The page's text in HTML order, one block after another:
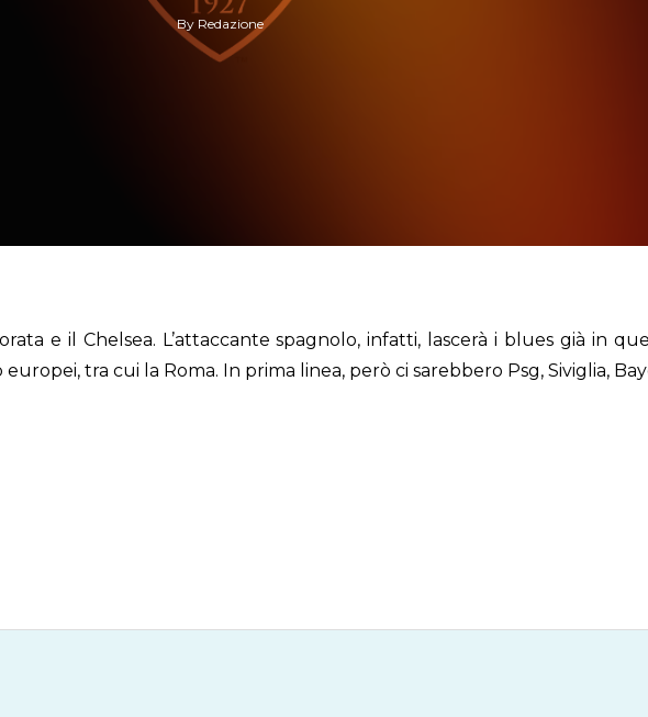
By Redazione
e il Chelsea. L’attaccante spagnolo, infatti, lascerà i blues già in
tra cui la Roma. In prima linea, però ci sarebbero Psg, Siviglia,